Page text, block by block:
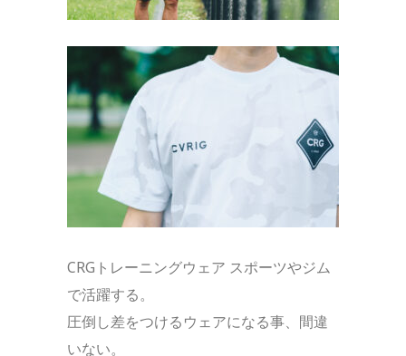
CRGトレーニングウェア スポーツやジム
で活躍する。
圧倒し差をつけるウェアになる事、間違
いない。